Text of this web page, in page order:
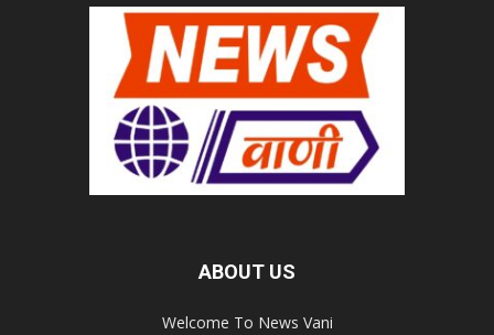
ABOUT US
Welcome To News Vani